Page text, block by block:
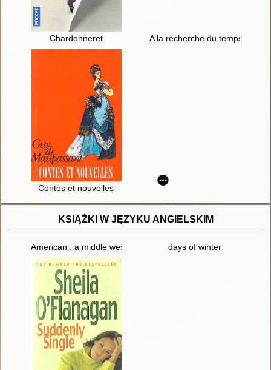
Chardonneret A la recherche du temps
Contes et nouvelles
KSIĄŻKI W JĘZYKU ANGIELSKIM
American : a middle western legend days of winter